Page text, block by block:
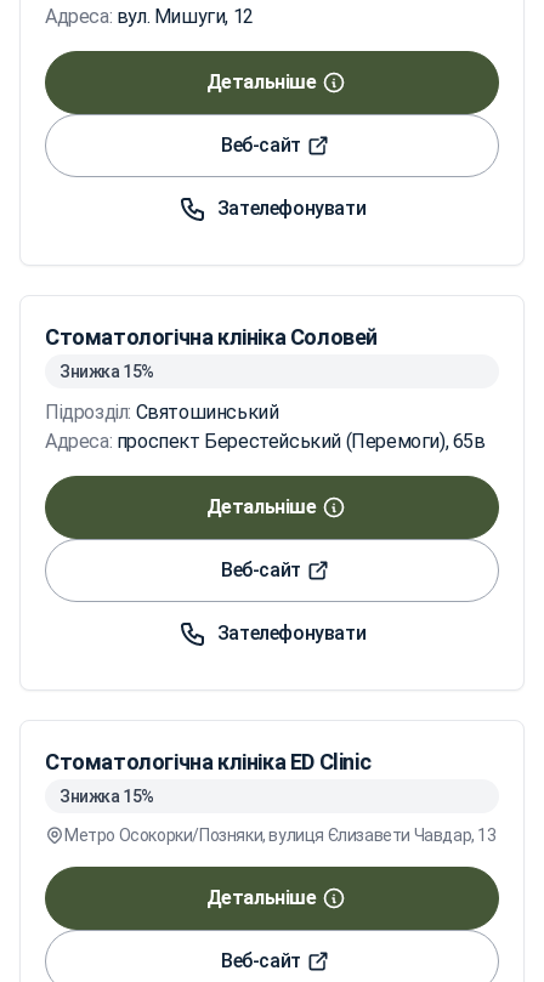
Адреса: вул. Мишуги, 12
Детальніше
Веб-сайт
Зателефонувати
Стоматологічна клініка Соловей
Знижка 15%
Підрозділ: Святошинський
Адреса: проспект Берестейський (Перемоги), 65в
Детальніше
Веб-сайт
Зателефонувати
Стоматологічна клініка ED Cliniс
Знижка 15%
Метро Осокорки/Позняки, вулиця Єлизавети Чавдар, 13
Детальніше
Веб-сайт